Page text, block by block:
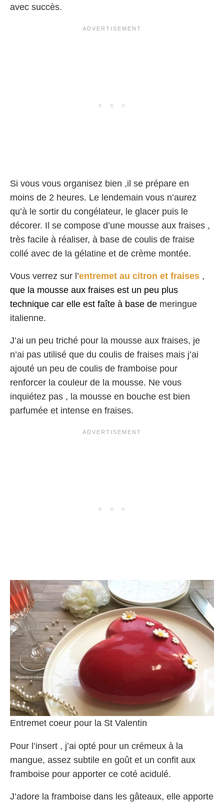
avec succès.
Si vous vous organisez bien ,il se prépare en
moins de 2 heures. Le lendemain vous n’aurez
qu’à le sortir du congélateur, le glacer puis le
décorer. Il se compose d’une mousse aux fraises ,
très facile à réaliser, à base de coulis de fraise
collé avec de la gélatine et de crème montée.
Vous verrez sur l’entremet au citron et fraises ,
que la mousse aux fraises est un peu plus
technique car elle est faîte à base de meringue
italienne.
J’ai un peu triché pour la mousse aux fraises, je
n’ai pas utilisé que du coulis de fraises mais j’ai
ajouté un peu de coulis de framboise pour
renforcer la couleur de la mousse. Ne vous
inquiétez pas , la mousse en bouche est bien
parfumée et intense en fraises.
Entremet coeur pour la St Valentin
Pour l’insert , j’ai opté pour un crémeux à la
mangue, assez subtile en goût et un confit aux
framboise pour apporter ce coté acidulé.
J’adore la framboise dans les gâteaux, elle apporte